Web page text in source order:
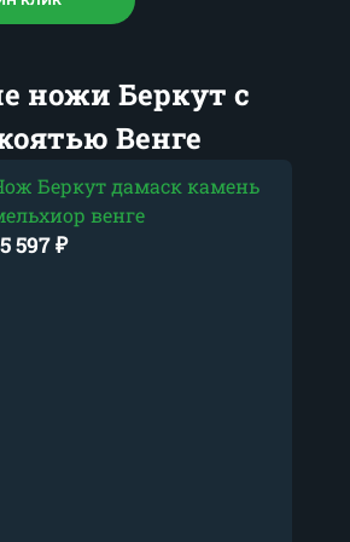
ножи Беркут с
Венге
Беркут дамаск камень
венге
597₽